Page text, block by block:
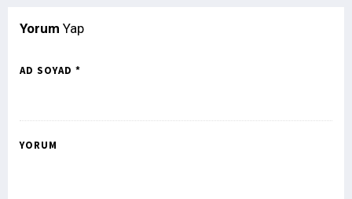
Yorum Yap
AD SOYAD *
YORUM